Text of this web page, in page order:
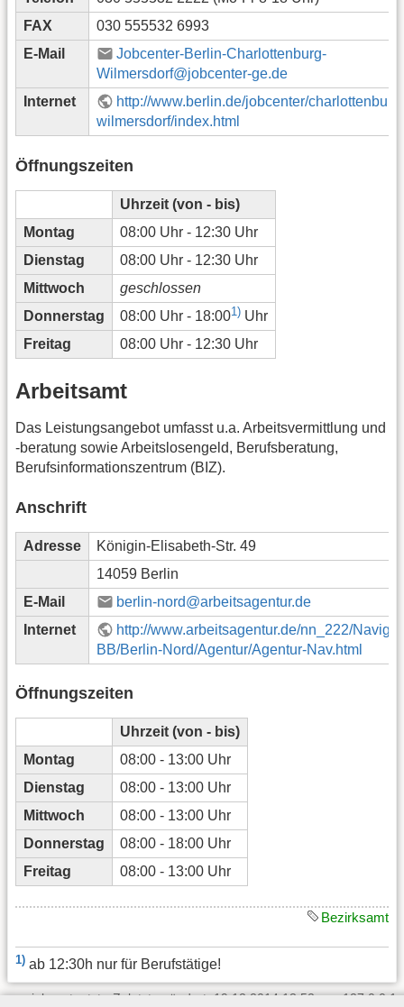
FAX
030 555532 6993
E-Mail
Jobcenter-Berlin-Charlottenburg-
Wilmersdorf@jobcenter-ge.de
Internet
http://www.berlin.de/jobcenter/
wilmersdorf/index.html
Öffnungszeiten
Uhrzeit (von - bis)
Montag
08:00 Uhr - 12:30 Uhr
Dienstag
08:00 Uhr - 12:30 Uhr
Mittwoch
geschlossen
Donnerstag
08:00 Uhr - 18:001) Uhr
Freitag
08:00 Uhr - 12:30 Uhr
Arbeitsamt
Das Leistungsangebot umfasst u.a. Arbeitsvermittlung und
-beratung sowie Arbeitslosengeld, Berufsberatung,
Berufsinformationszentrum (BIZ).
Anschrift
Adresse
Königin-Elisabeth-Str. 49
14059 Berlin
E-Mail
berlin-nord@arbeitsagentur.de
Internet
http://www.arbeitsagentur.de/nn_222/
BB/Berlin-Nord/Agentur/Agentur-Nav.html
Öffnungszeiten
Uhrzeit (von - bis)
Montag
08:00 - 13:00 Uhr
Dienstag
08:00 - 13:00 Uhr
Mittwoch
08:00 - 13:00 Uhr
Donnerstag
08:00 - 18:00 Uhr
Freitag
08:00 - 13:00 Uhr
Bezirksamt
1) ab 12:30h nur für Berufstätige!
jobcenter.txt· Zuletzt geändert: 19.12.2014 13:52 von127.0.0.1